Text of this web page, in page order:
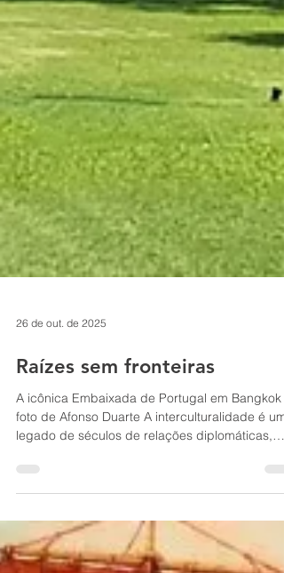
Raízes sem fronteiras
A icônica Embaixada de Portugal em Bangkok -
foto de Afonso Duarte A interculturalidade é um
legado de séculos de relações diplomáticas,
a sua diversidade de crenças, costumes e
pensamentos. O contacto com o estranho traz-
nos experiências e, por vezes, deixam uma